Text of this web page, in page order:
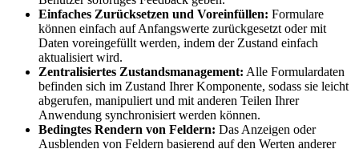
Einfaches Zurücksetzen und Voreinfüllen: Formulare
können einfach auf Anfangswerte zurückgesetzt oder mit
Daten voreingefüllt werden, indem der Zustand einfach
aktualisiert wird.
Zentralisiertes Zustandsmanagement: Alle Formulardaten
befinden sich im Zustand Ihrer Komponente, sodass sie leicht
abgerufen, manipuliert und mit anderen Teilen Ihrer
Anwendung synchronisiert werden können.
Bedingtes Rendern von Feldern: Das Anzeigen oder
Ausblenden von Feldern basierend auf den Werten anderer